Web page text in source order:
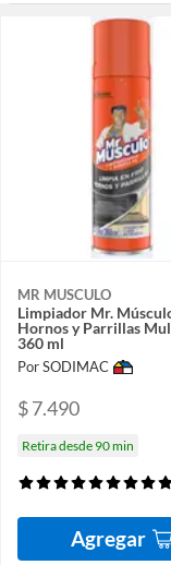
MR MUSCULO
Limpiador Mr.
Hornos y Parrillas
360 ml
Por SODIMAC
$ 7.490
Retira desde 90 min
Agregar